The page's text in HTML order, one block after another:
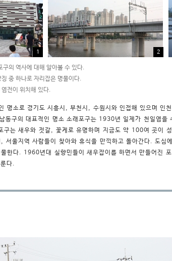
1 2
구의 역사에 대해 알아볼 수 있다.
중 하나로 자리잡은 명물이다.
전이 위치해 있다.
명소로 경기도 시흥시, 부천시, 수원시와 인접해 있으며 인
동구의 대표적인 명소 소래포구는 1930년 일제가 천일염을
구는 새우와 젓갈, 꽃게로 유명하며 지금도 약 100여 곳이
서울지역 사람들이 찾아와 휴식을 만끽하고 돌아간다. 도심
한다. 1960년대 실향민들이 새우잡이를 하면서 만들어진
다.